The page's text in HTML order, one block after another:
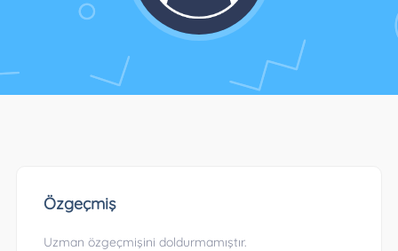
Özgeçmiş
Uzman özgeçmişini doldurmamıştır.